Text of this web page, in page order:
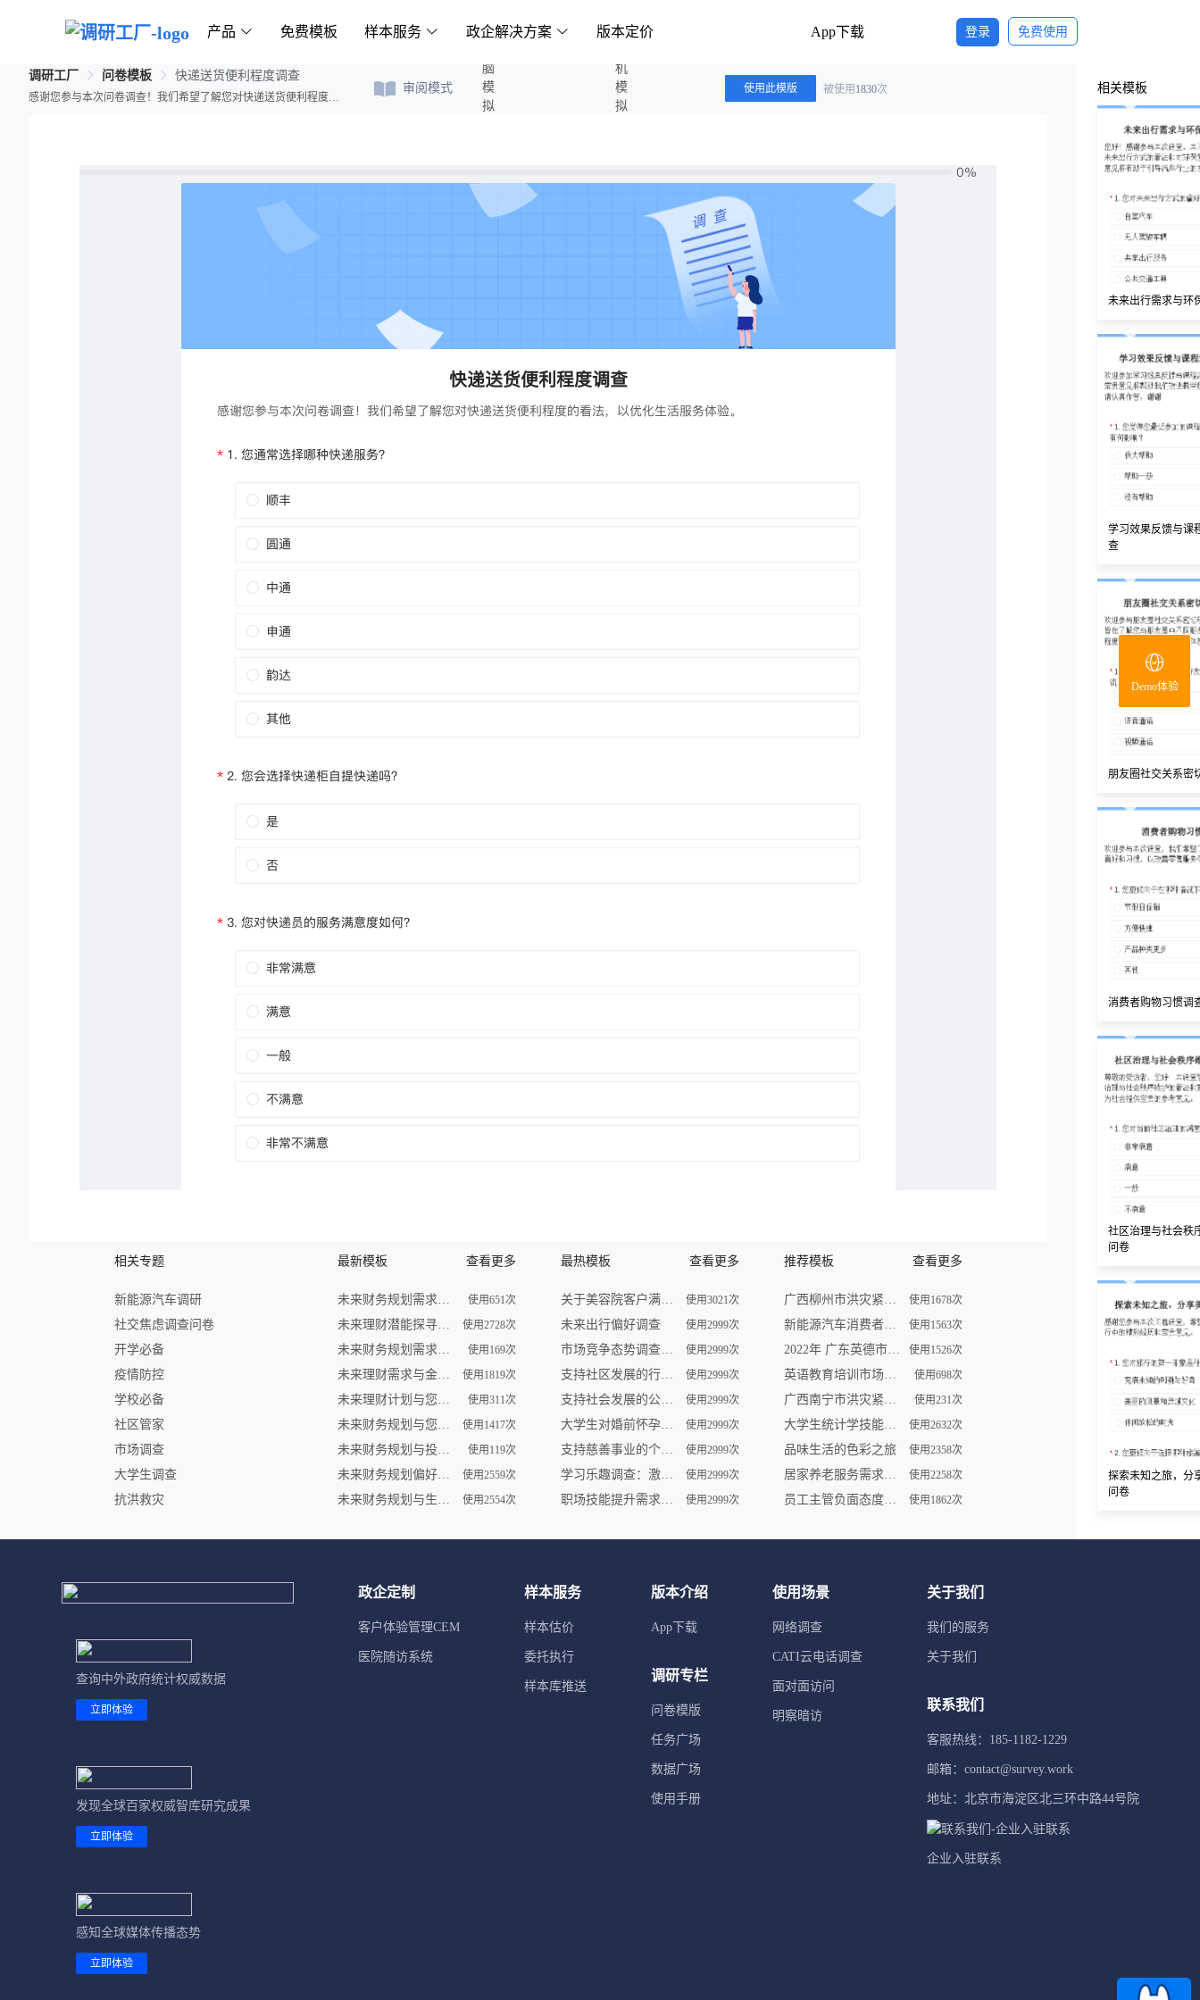
产品 免费模板 样本服务 政企解决方案 版本定价 App下载 登录 免费使用
调研工厂 问卷模板 快递送货便利程度调查
感谢您参与本次问卷调查！我们希望了解您对快递送货便利程度的看法，以优化生活服务体验。
审阅模式
电脑模拟答题 手机模拟答题
使用此模版 被使用 1830次
相关专题
新能源汽车调研
社交焦虑调查问卷
开学必备
疫情防控
学校必备
社区管家
市场调查
大学生调查
抗洪救灾
最新模板 查看更多
未来财务规划需求调查 使用651次
未来理财潜能探寻调查 使用2728次
未来财务规划需求调查 使用169次
未来理财需求与金融形势调查 使用1819次
未来理财计划与您共享 | 金融服务调查 使用311次
未来财务规划与您——一场智慧之旅 使用1417次
未来财务规划与投资展望调查 使用119次
未来财务规划偏好及理财趋势调查 使用2559次
未来财务规划与生活愿景调查 使用2554次
最热模板 查看更多
关于美容院客户满意度的问卷调查 使用3021次
未来出行偏好调查 使用2999次
市场竞争态势调查问卷 使用2999次
支持社区发展的行动调查 使用2999次
支持社会发展的公益组织参与及需求调查 使用2999次
大学生对婚前怀孕认知调查 使用2999次
支持慈善事业的个人行为调查 使用2999次
学习乐趣调查：激发学员学习动力 使用2999次
职场技能提升需求调查 使用2999次
推荐模板 查看更多
广西柳州市洪灾紧急求助信息登记表 使用1678次
新能源汽车消费者购买车意向调查问卷 使用1563次
2022年 广东英德市洪灾紧急求助信息登记表 使用1526次
英语教育培训市场调查问卷表模板 使用698次
广西南宁市洪灾紧急求助信息登记表 使用231次
大学生统计学技能调查问卷 使用2632次
品味生活的色彩之旅 使用2358次
居家养老服务需求调研问卷 使用2258次
员工主管负面态度问卷 使用1862次
相关模板
未来出行需求与环
学习效果反馈与课
查
朋友圈社交关系密
消费者购物习惯调
社区治理与社会秩
问卷
探索未知之旅，分
问卷
Demo体验
查询中外政府统计权威数据
立即体验
发现全球百家权威智库研究成果
立即体验
感知全球媒体传播态势
立即体验
政企定制
客户体验管理CEM
医院随访系统
样本服务
样本估价
委托执行
样本库推送
版本介绍
App下载
调研专栏
问卷模版
任务广场
数据广场
使用手册
使用场景
网络调查
CATI云电话调查
面对面访问
明察暗访
关于我们
我们的服务
关于我们
联系我们
客服热线：185-1182-1229
邮箱：contact@survey.work
地址：北京市海淀区北三环中路44号院
企业入驻联系